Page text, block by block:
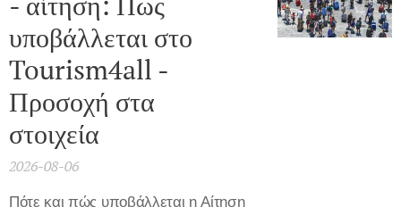
υποβάλλεται στο
Tourism4all -
Προσοχή στα
στοιχεία
2026-08-06
Πότε και πώς υποβάλλεται η Αίτηση